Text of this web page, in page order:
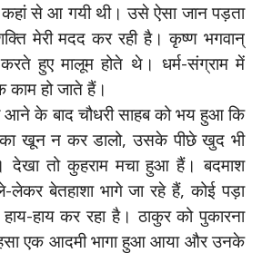
से आ गयी थी। उसे ऐसा जान पड़ता
मेरी मदद कर रही है। कृष्ण भगवान्
हुए मालूम होते थे। धर्म-संग्राम में
काम हो जाते हैं।
के बाद चौधरी साहब को भय हुआ कि
का खून न कर डालो, उसके पीछे खुद भी
तो कुहराम मचा हुआ हैं। बदमाश
लेकर बेतहाशा भागे जा रहे हैं, कोई पड़ा
हाय कर रहा है। ठाकुर को पुकारना
एक आदमी भागा हुआ आया और उनके